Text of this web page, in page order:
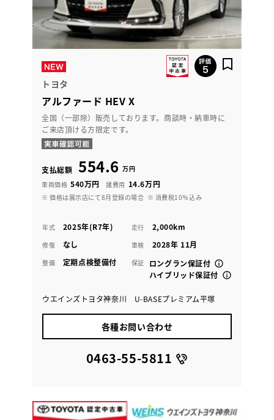
トヨタ
アルファード HEV X
全国（一部除）販売しております。商談時・納車時に
ご来店頂ける方限定です。
支払総額 554.6 万円
車両価格 540万円 諸費用 14.6万円
※ 価格は展示店にて8月登録の場合 ※ 消費税10％込み
年式 2025年(R7年) 走行 2,000km
修復 なし 車検 2028年 11月
整備 定期点検整備付 保証
ロングラン保証付
ハイブリッド保証付
ウエインズトヨタ神奈川 U-BASEプレミアム平塚
各種お問い合わせ
0463-55-5811